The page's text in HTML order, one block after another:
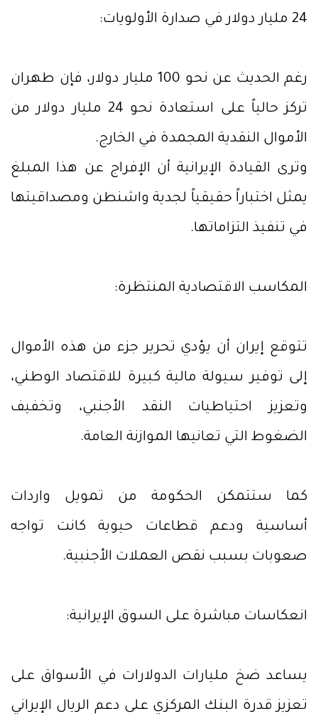
24 مليار دولار في صدارة الأولويات:
رغم الحديث عن نحو 100 مليار دولار، فإن طهران
تركز حالياً على استعادة نحو 24 مليار دولار من
الأموال النقدية المجمدة في الخارج.
وترى القيادة الإيرانية أن الإفراج عن هذا المبلغ
يمثل اختباراً حقيقياً لجدية واشنطن ومصداقيتها
في تنفيذ التزاماتها.
المكاسب الاقتصادية المنتظرة:
تتوقع إيران أن يؤدي تحرير جزء من هذه الأموال
إلى توفير سيولة مالية كبيرة للاقتصاد الوطني،
وتعزيز احتياطيات النقد الأجنبي، وتخفيف
الضغوط التي تعانيها الموازنة العامة.
كما ستتمكن الحكومة من تمويل واردات
أساسية ودعم قطاعات حيوية كانت تواجه
صعوبات بسبب نقص العملات الأجنبية.
انعكاسات مباشرة على السوق الإيرانية:
يساعد ضخ مليارات الدولارات في الأسواق على
تعزيز قدرة البنك المركزي على دعم الريال الإيراني